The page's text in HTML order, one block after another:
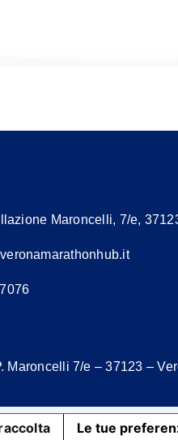
Maroncelli, 7/e,
Maroncelli 7/e – 37123 –
Le tue